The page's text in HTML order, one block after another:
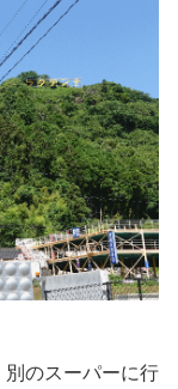
のスーパーに行